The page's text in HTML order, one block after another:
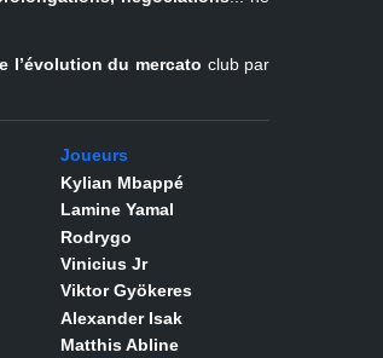
l’évolution du mercato club par
Joueurs
Kylian Mbappé
Lamine Yamal
Rodrygo
Vinicius Jr
Viktor Gyökeres
Alexander Isak
Matthis Abline